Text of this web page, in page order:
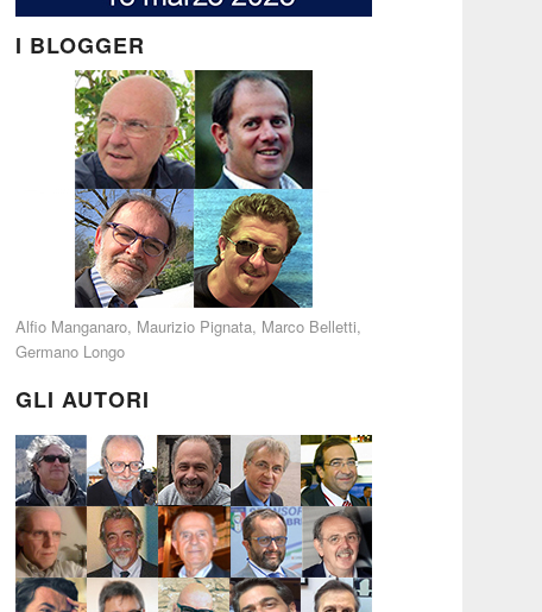
I BLOGGER
Alfio Manganaro, Maurizio Pignata, Marco Belletti,
Germano Longo
GLI AUTORI